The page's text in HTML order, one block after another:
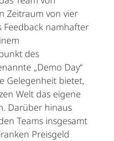
Zeitraum von vier
namhafter
des
„Demo Day“
Gelegenheit bietet,
Welt das eigene
Darüber hinaus
Teams insgesamt
Preisgeld